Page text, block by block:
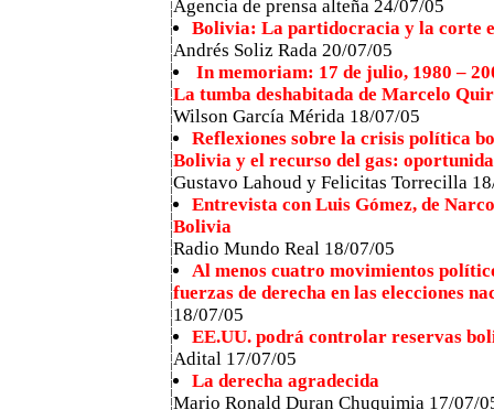
Agencia de prensa alteña 24/07/05
Bolivia: La partidocracia y la corte
Andrés Soliz Rada 20/07/05
In memoriam: 17 de julio, 1980 –
La tumba deshabitada de Marcelo
Wilson García Mérida 18/07/05
Reflexiones sobre la crisis política
Bolivia y el recurso del gas:
Gustavo Lahoud y Felicitas Torrecilla
Entrevista con Luis Gómez, de
Bolivia
Radio Mundo Real 18/07/05
Al menos cuatro movimientos
fuerzas de derecha en las elecciones
18/07/05
EE.UU. podrá controlar reservas
Adital 17/07/05
La derecha agradecida
Mario Ronald Duran Chuquimia 17/07/